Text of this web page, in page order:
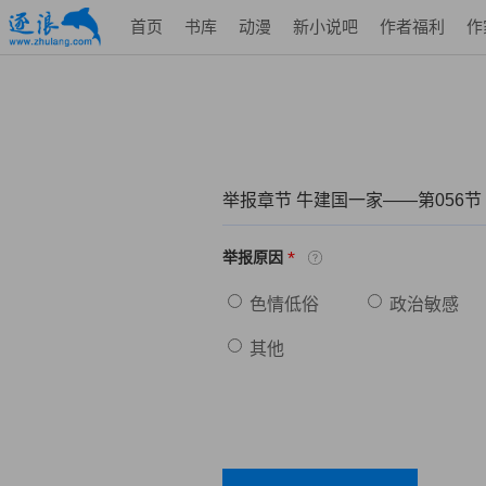
首页 书库 动漫 新小说吧 作者福利 作
举报章节 牛建国一家——第056节
举报原因 *
色情低俗 政治敏感
其他